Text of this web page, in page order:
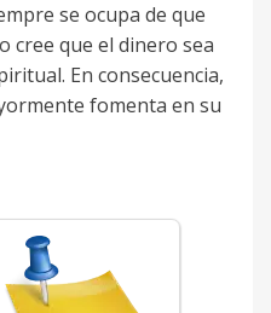
se ocupa de que
cree que el dinero sea
En consecuencia,
fomenta en su